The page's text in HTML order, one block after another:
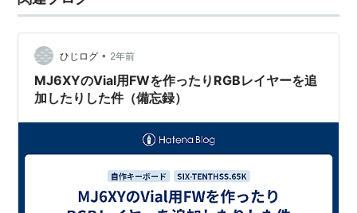
ひじログ • 2年前
MJ6XYのVial用FWを作ったりRGBレイヤーを追
加したりした件（備忘録）